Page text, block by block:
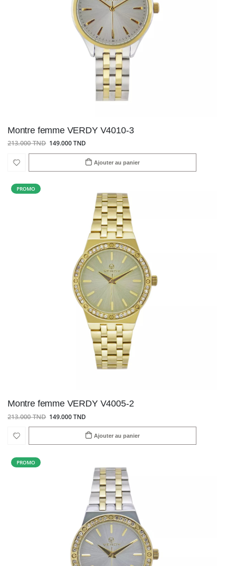
Montre femme VERDY V4010-3
213.000 TND 149.000 TND
Ajouter au panier
PROMO
Montre femme VERDY V4005-2
213.000 TND 149.000 TND
Ajouter au panier
PROMO